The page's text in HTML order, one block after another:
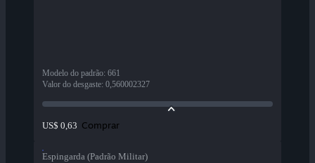
Modelo do padrão: 661
Valor do desgaste: 0,560002327
US$ 0,63 Comprar
Espingarda (Padrão Militar)